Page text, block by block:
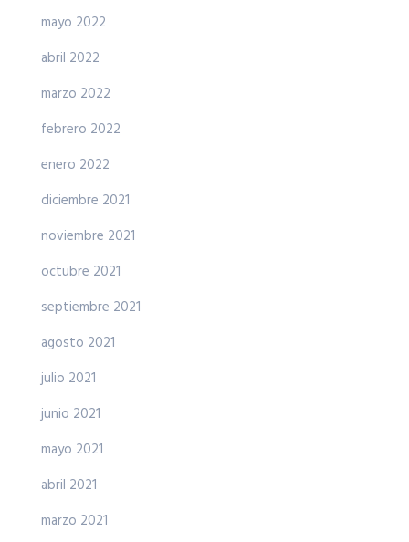
mayo 2022
abril 2022
marzo 2022
febrero 2022
enero 2022
diciembre 2021
noviembre 2021
octubre 2021
septiembre 2021
agosto 2021
julio 2021
junio 2021
mayo 2021
abril 2021
marzo 2021